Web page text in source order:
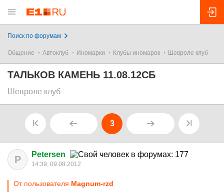
Поиск по форумам
Общение Автоклуб Иномарки Клубы иномарок Шевроле клуб
ТАЛЬКОВ КАМЕНЬ 11.08.12СБ
Шевроле клуб
3
P Petersen
14:39, 09.08.2012
От пользователя Magnum-rzd